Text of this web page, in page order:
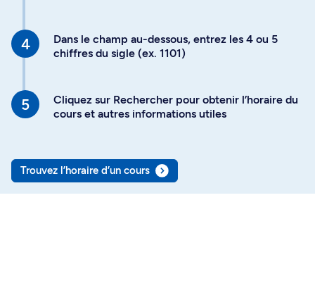
Dans le champ au-dessous, entrez les 4 ou 5
chiffres du sigle (ex. 1101)
Cliquez sur Rechercher pour obtenir l’horaire du
cours et autres informations utiles
Trouvez l’horaire d’un cours